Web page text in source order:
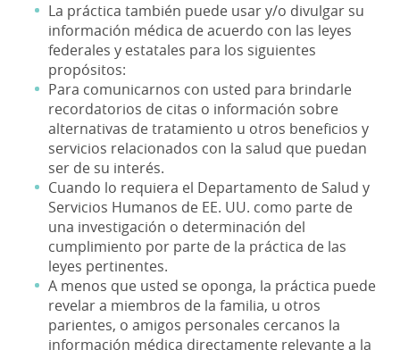
La práctica también puede usar y/o divulgar su
información médica de acuerdo con las leyes
federales y estatales para los siguientes
propósitos:
Para comunicarnos con usted para brindarle
recordatorios de citas o información sobre
alternativas de tratamiento u otros beneficios y
servicios relacionados con la salud que puedan
ser de su interés.
Cuando lo requiera el Departamento de Salud y
Servicios Humanos de EE. UU. como parte de
una investigación o determinación del
cumplimiento por parte de la práctica de las
leyes pertinentes.
A menos que usted se oponga, la práctica puede
revelar a miembros de la familia, u otros
parientes, o amigos personales cercanos la
información médica directamente relevante a la